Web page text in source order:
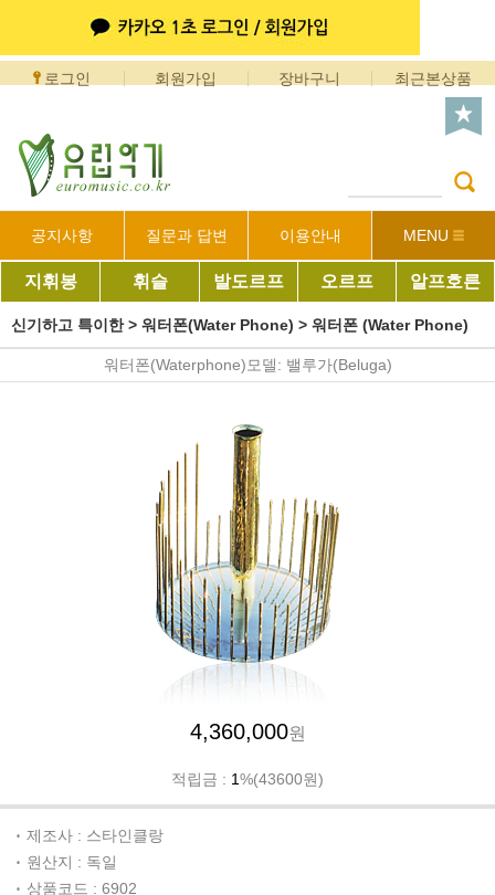
로그인 회원가입 장바구니 최근본상품
공지사항 질문과 답변 이용안내 MENU
지휘봉 휘슬 발도르프 오르프 알프호른
신기하고 특이한> 워터폰(Water Phone) > 워터폰 (Water Phone)
워터폰(Waterphone)모델: 밸루가(Beluga)
4,360,000원
적립금 : 1%(43600원)
제조사 : 스타인클랑
원산지 : 독일
상품코드 : 6902